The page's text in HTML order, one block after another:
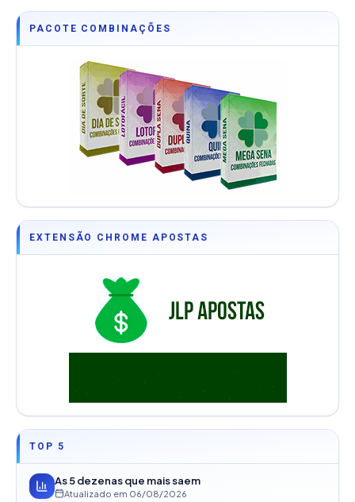
PACOTE COMBINAÇÕES
EXTENSÃO CHROME APOSTAS
TOP 5
As 5 dezenas que mais saem
Atualizado em 06/08/2026